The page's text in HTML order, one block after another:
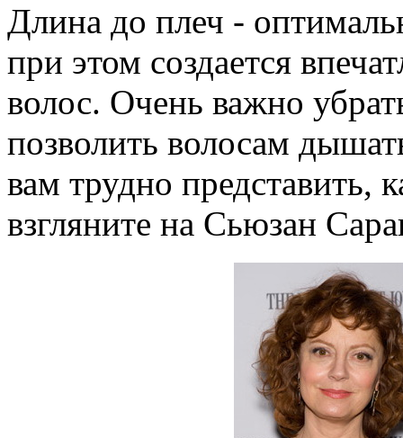
Длина до плеч -
при этом создается
волос. Очень важно
позволить волосам
вам трудно представить,
взгляните на Сьюзан